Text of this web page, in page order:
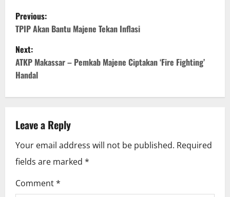
P
o
s
t
n
a
v
i
g
Previous:
TPIP Akan Bantu Majene Tekan Inflasi
Next:
ATKP Makassar – Pemkab Majene Ciptakan ‘Fire Fighting’
Handal
Leave a Reply
Your email address will not be published. Required
fields are marked *
Comment*